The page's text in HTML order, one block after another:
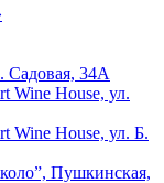
Садовая, 34А
Wine House, ул.
Wine House, ул. Б.
Пушкинская,